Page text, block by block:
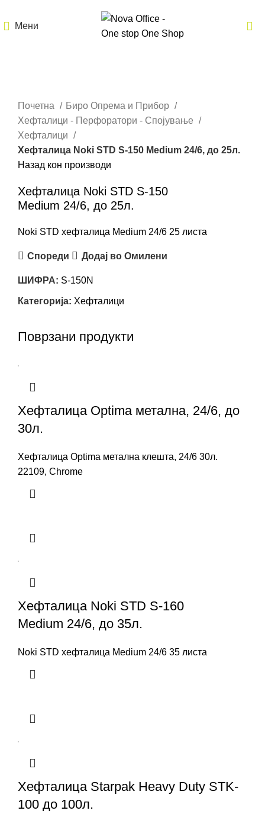
Мени
Почетна
Биро Опрема и Прибор
Хефталици - Перфоратори - Спојување
Хефталици
Хефталица Noki STD S-150 Medium 24/6, до 25л.
Назад кон производи
Хефталица Noki STD S-150
Medium 24/6, до 25л.
Noki STD хефталица Medium 24/6 25 листа
Спореди Додај во Омилени
ШИФРА: S-150N
Категорија: Хефталици
Поврзани продукти
Хефталица Optima метална, 24/6, до
30л.
Хефталица Optima метална клешта, 24/6 30л.
22109, Chrome
Хефталица Noki STD S-160
Medium 24/6, до 35л.
Noki STD хефталица Medium 24/6 35 листа
Хефталица Starpak Heavy Duty STK-
100 до 100л.